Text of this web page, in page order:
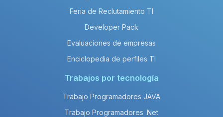
Feria de Reclutamiento TI
Developer Pack
Evaluaciones de empresas
Enciclopedia de perfiles TI
Trabajos por tecnología
Trabajo Programadores JAVA
Trabajo Programadores .Net